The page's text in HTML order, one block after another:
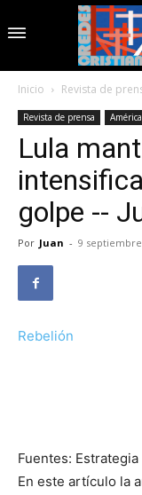
Inicio Revista de
Revista de prensa
Lula
golpe --
Por Juan - 9 septiembre
Rebelión
Fuentes: Estrategia
En este artículo la